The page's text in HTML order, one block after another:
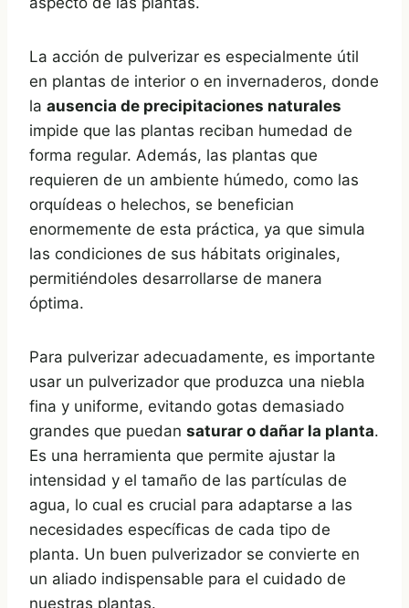
La acción de pulverizar es especialmente útil
en plantas de interior o en invernaderos, donde
la ausencia de precipitaciones naturales
impide que las plantas reciban humedad de
forma regular. Además, las plantas que
requieren de un ambiente húmedo, como las
orquídeas o helechos, se benefician
enormemente de esta práctica, ya que simula
las condiciones de sus hábitats originales,
permitiéndoles desarrollarse de manera
óptima.
Para pulverizar adecuadamente, es importante
usar un pulverizador que produzca una niebla
fina y uniforme, evitando gotas demasiado
grandes que puedan saturar o dañar la planta.
Es una herramienta que permite ajustar la
intensidad y el tamaño de las partículas de
agua, lo cual es crucial para adaptarse a las
necesidades específicas de cada tipo de
planta. Un buen pulverizador se convierte en
un aliado indispensable para el cuidado de
nuestras plantas.